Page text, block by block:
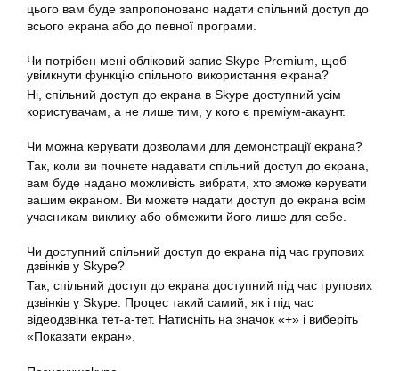
цього вам буде запропоновано надати спільний доступ до
всього екрана або до певної програми.
Чи потрібен мені обліковий запис Skype Premium, щоб
увімкнути функцію спільного використання екрана?
Ні, спільний доступ до екрана в Skype доступний усім
користувачам, а не лише тим, у кого є преміум-акаунт.
Чи можна керувати дозволами для демонстрації екрана?
Так, коли ви почнете надавати спільний доступ до екрана,
вам буде надано можливість вибрати, хто зможе керувати
вашим екраном. Ви можете надати доступ до екрана всім
учасникам виклику або обмежити його лише для себе.
Чи доступний спільний доступ до екрана під час групових
дзвінків у Skype?
Так, спільний доступ до екрана доступний під час групових
дзвінків у Skype. Процес такий самий, як і під час
відеодзвінка тет-а-тет. Натисніть на значок «+» і виберіть
«Показати екран».